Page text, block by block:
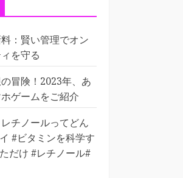
：賢い管理でオン
を守る
冒険！2023年、あ
ゲームをご紹介
チノールってどん
#ビタミンを科学す
だけ #レチノール#